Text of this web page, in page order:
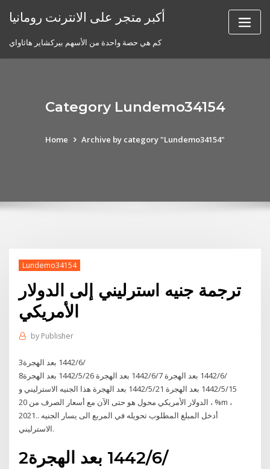
أكبر متجر على الانترنت رومانيا
كم هي حصة واحدة من الأسهم بيركشاير هاثاواي
Category Lundemo34154
Home Archive by category "Lundemo34154"
Lundemo34154
ترجمة جنيه استرليني إلى الدولار
الأمريكي
by Publisher
3‏‏/6‏‏/1442 بعد الهجرة
8‏‏/6‏‏/1442 بعد الهجرة 7‏‏/6‏‏/1442 بعد الهجرة 26‏‏/5‏‏/1442 بعد الهجرة
15‏‏/5‏‏/1442 بعد الهجرة 21‏‏/5‏‏/1442 بعد الهجرة هذا الجنيه الاسترليني و
الدولار الأمريكي محول هو حتى الآن مع أسعار الصرف من 20 ، %m ،
2021.. أدخل المبلغ المطلوب تحويله في المربع الى يسار الجنيه
الاسترليني.
2‏‏/6‏‏/1442 بعد الهجرة